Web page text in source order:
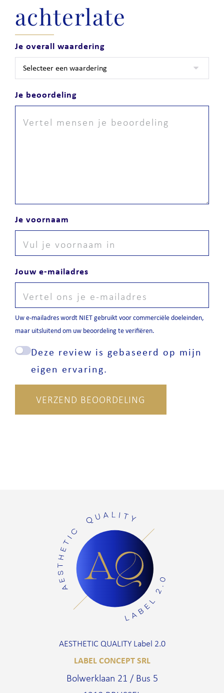
achterlate
Je overall waardering
Je beoordeling
Je voornaam
Jouw e-mailadres
Uw e-mailadres wordt NIET gebruikt voor commerciële doeleinden,
maar uitsluitend om uw beoordeling te verifiëren.
Deze review is gebaseerd op mijn
eigen ervaring.
VERZEND BEOORDELING
AESTHETIC QUALITY Label 2.0
LABEL CONCEPT SRL
Bolwerklaan 21 / Bus 5